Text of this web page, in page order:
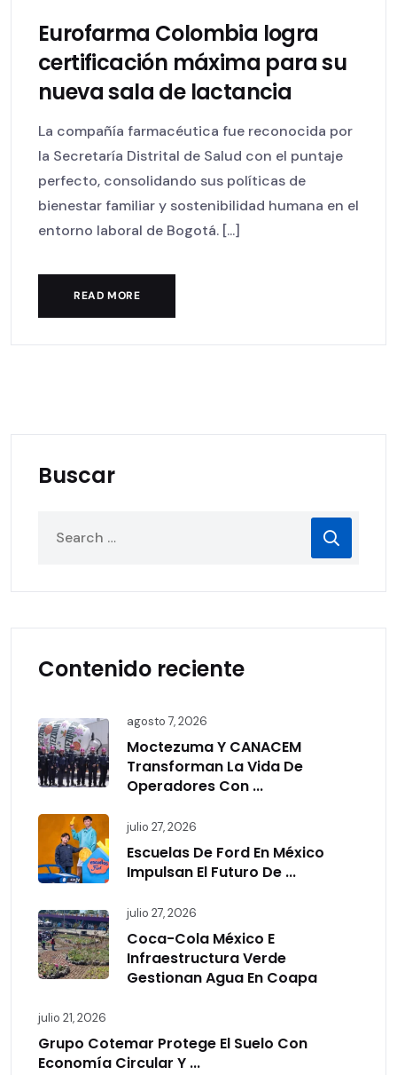
Eurofarma Colombia logra
certificación máxima para su
nueva sala de lactancia
La compañía farmacéutica fue reconocida por
la Secretaría Distrital de Salud con el puntaje
perfecto, consolidando sus políticas de
bienestar familiar y sostenibilidad humana en el
entorno laboral de Bogotá. [...]
READ MORE
Buscar
Contenido reciente
agosto 7, 2026
Moctezuma Y CANACEM
Transforman La Vida De
Operadores Con ...
julio 27, 2026
Escuelas De Ford En México
Impulsan El Futuro De ...
julio 27, 2026
Coca-Cola México E
Infraestructura Verde
Gestionan Agua En Coapa
julio 21, 2026
Grupo Cotemar Protege El Suelo Con
Economía Circular Y ...